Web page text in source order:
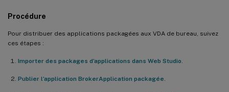
Procédure
Pour distribuer des applications packagées aux VDA de bureau, suivez
ces étapes :
Importer des packages d’applications dans Web Studio
Publier l’application BrokerApplication packagée